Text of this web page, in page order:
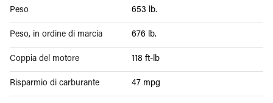
Peso 653 lb.
Peso, in ordine di marcia 676 lb.
Coppia del motore 118 ft-lb
Risparmio di carburante 47 mpg